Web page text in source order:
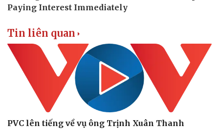
Tin liên quan
PVC lên tiếng về vụ ông Trịnh Xuân Thanh